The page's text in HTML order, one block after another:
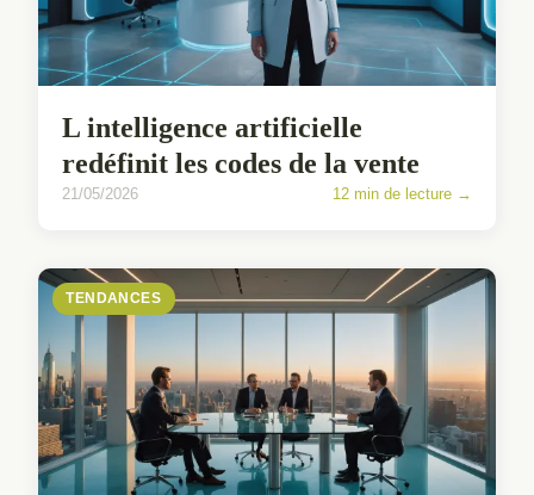
L intelligence artificielle
redéfinit les codes de la vente
21/05/2026 12 min de lecture →
TENDANCES